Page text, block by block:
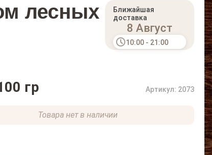
лесных
Ближайшая
доставка
8 Август
10:00 - 21:00
гр Артикул: 2073
Товара нет в наличии